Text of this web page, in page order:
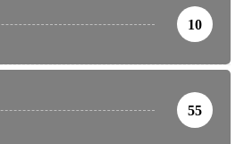
10
55